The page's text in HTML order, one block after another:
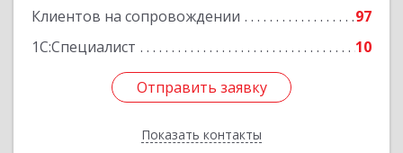
Клиентов на сопровождении
97
1С:Специалист
10
Отправить заявку
Показать контакты
Отправить заявку
Назад